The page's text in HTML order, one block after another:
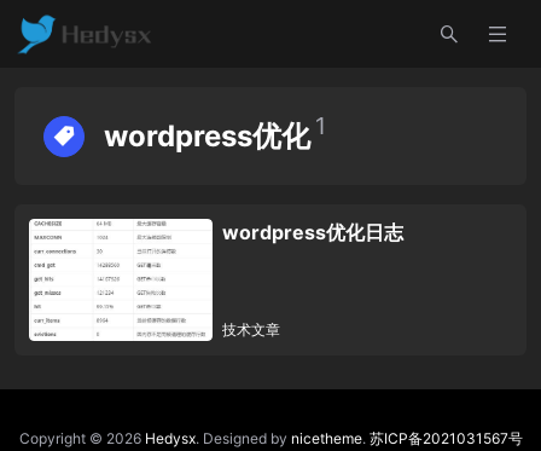
wordpress优化 1
wordpress优化日志
技术文章
Copyright © 2026 Hedysx. Designed by nicetheme. 苏ICP备2021031567号